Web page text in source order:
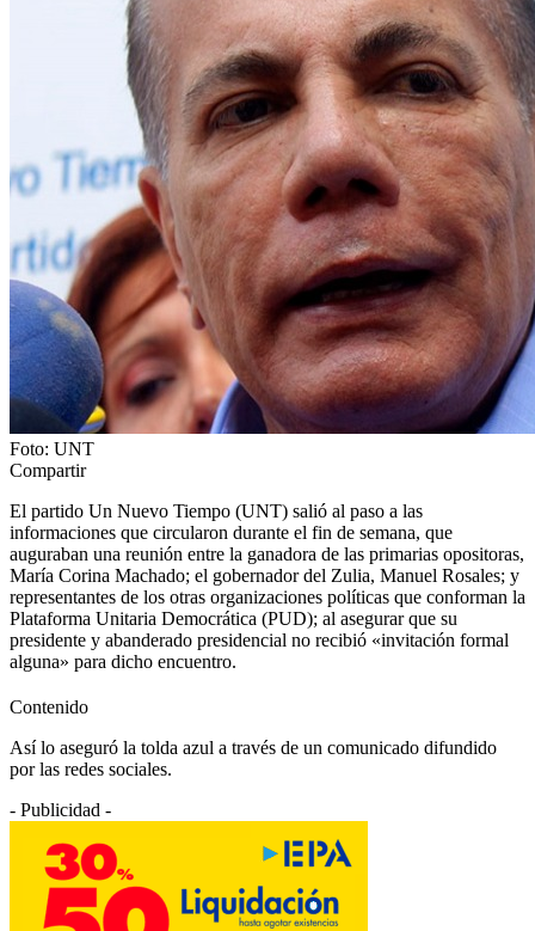
Foto: UNT
Compartir
El partido Un Nuevo Tiempo (UNT) salió al paso a las
informaciones que circularon durante el fin de semana, que
auguraban una reunión entre la ganadora de las primarias opositoras,
María Corina Machado; el gobernador del Zulia, Manuel Rosales; y
representantes de los otras organizaciones políticas que conforman la
Plataforma Unitaria Democrática (PUD); al asegurar que su
presidente y abanderado presidencial no recibió «invitación formal
alguna» para dicho encuentro.
Contenido
Así lo aseguró la tolda azul a través de un comunicado difundido
por las redes sociales.
- Publicidad -